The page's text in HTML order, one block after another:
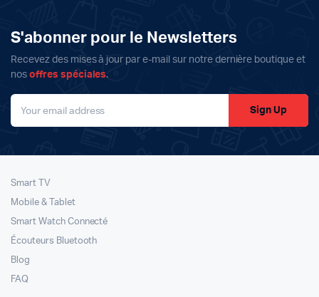
S'abonner pour le Newsletters
Recevez des mises à jour par e-mail sur notre dernière boutique et
nos offres spéciales.
Sign Up
Smart TV
Mobile & Tablet
Smart Watch Connecté
Écouteurs Bluetooth
Blog
FAQ